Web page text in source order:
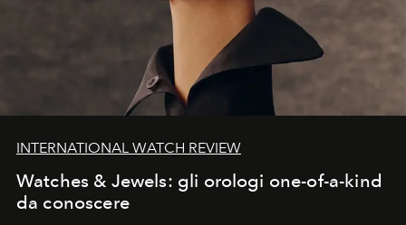
INTERNATIONAL WATCH REVIEW
Watches & Jewels: gli orologi one-of-a-kind
da conoscere